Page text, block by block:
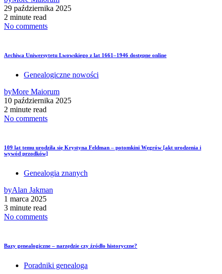
29 października 2025
2 minute read
No comments
Archiwa Uniwersytetu Lwowskiego z lat 1661–1946 dostępne online
Genealogiczne nowości
byMore Maiorum
10 października 2025
2 minute read
No comments
109 lat temu urodziła się Krystyna Feldman – potomkini Węgrów [akt urodzenia i
wywód przodków]
Genealogia znanych
byAlan Jakman
1 marca 2025
3 minute read
No comments
Bazy genealogiczne – narzędzie czy źródło historyczne?
Poradniki genealoga